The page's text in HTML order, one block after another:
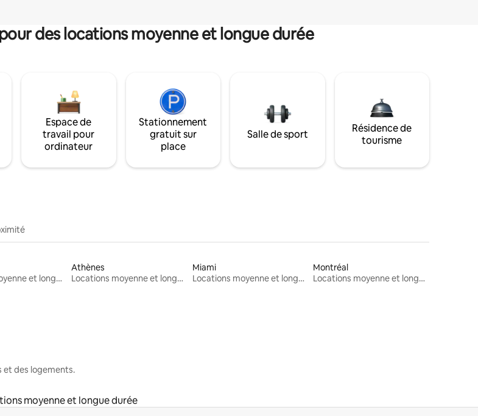
des locations moyenne et longue durée
Espace de
travail pour
ordinateur
Stationnement
gratuit sur
place
Salle de sport
Résidence de
tourisme
Locations moyenne et longue durée
Athènes
Locations moyenne et longue durée
Miami
Locations moyenne et longue durée
Montréal
Locations moyenne et longue durée
et des logements.
moyenne et longue durée